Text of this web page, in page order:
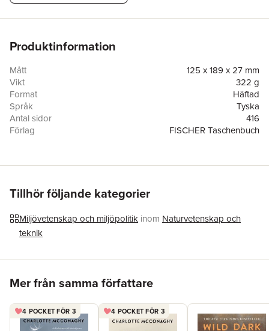
Produktinformation
Mått
125 x 189 x 27 mm
Vikt
322 g
Format
Häftad
Språk
Tyska
Antal sidor
416
Förlag
FISCHER Taschenbuch
Översättare
Tanja Handels
Tillhör följande kategorier
Miljövetenskap och miljöpolitik inom Naturvetenskap och
teknik
Mer från samma författare
4 POCKET FÖR 3 4 POCKET FÖR 3